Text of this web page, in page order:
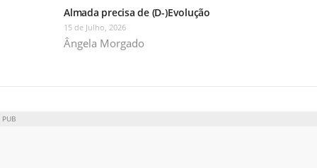
Almada precisa de (D-)Evolução
15 de Julho, 2026
Ângela Morgado
PUB